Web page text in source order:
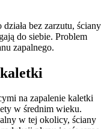
bez zarzutu, ściany
do siebie. Problem
zapalnego.
na zapalenie kaletki
w średnim wieku.
w tej okolicy, ściany